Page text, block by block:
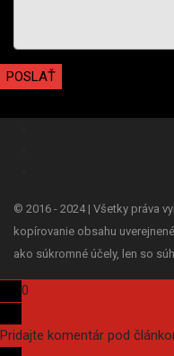
© 2016 - 2024 | Všetky práva
kopírovanie obsahu
ako súkromné účely, len so
0
Pridajte komentár pod